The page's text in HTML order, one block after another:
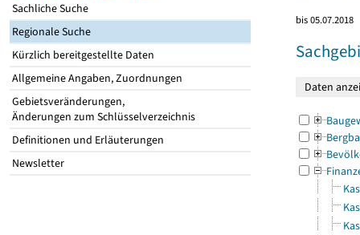
Sachliche Suche
Regionale Suche
Kürzlich bereitgestellte Daten
Allgemeine Angaben, Zuordnungen
Gebietsveränderungen,
Änderungen zum Schlüsselverzeichnis
Definitionen und Erläuterungen
Newsletter
bis 05.07.2018